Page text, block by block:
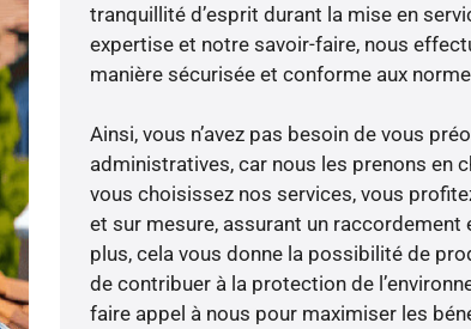
tranquillité d’esprit durant la mise en
expertise et notre savoir-faire, nous
manière sécurisée et conforme aux
Ainsi, vous n’avez pas besoin de vous
administratives, car nous les prenons en
vous choisissez nos services, vous
et sur mesure, assurant un
plus, cela vous donne la possibilité de
de contribuer à la protection de
faire appel à nous pour maximiser les